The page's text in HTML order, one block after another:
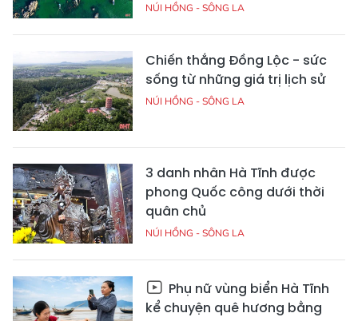
NÚI HỒNG - SÔNG LA
Chiến thắng Đồng Lộc - sức
sống từ những giá trị lịch sử
NÚI HỒNG - SÔNG LA
3 danh nhân Hà Tĩnh được
phong Quốc công dưới thời
quân chủ
NÚI HỒNG - SÔNG LA
Phụ nữ vùng biển Hà Tĩnh
kể chuyện quê hương bằng